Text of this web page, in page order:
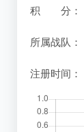
积 分：
所属战队：
注册时间：